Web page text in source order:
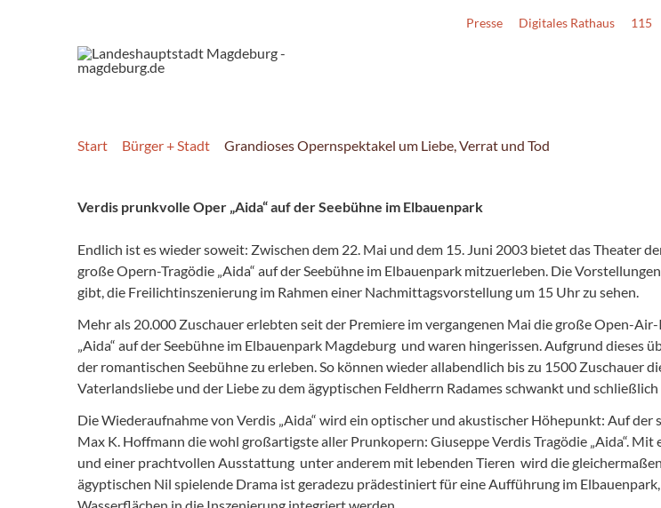
Presse Digitales Rathaus 115
Start Bürger + Stadt Grandioses Opernspektakel um Liebe, Verrat und Tod
Verdis prunkvolle Oper „Aida“ auf der Seebühne im Elbauenpark
Endlich ist es wieder soweit: Zwischen dem 22. Mai und dem 15. Juni 2003 bietet das Theater
große Opern-Tragödie „Aida“ auf der Seebühne im Elbauenpark mitzuerleben. Die
gibt, die Freilichtinszenierung im Rahmen einer Nachmittagsvorstellung um 15 Uhr zu sehen.
Mehr als 20.000 Zuschauer erlebten seit der Premiere im vergangenen Mai die große Open-
„Aida“ auf der Seebühne im Elbauenpark Magdeburg  und waren hingerissen. Aufgrund
der romantischen Seebühne zu erleben. So können wieder allabendlich bis zu 1500 Zuschauer
Vaterlandsliebe und der Liebe zu dem ägyptischen Feldherrn Radames schwankt und
Die Wiederaufnahme von Verdis „Aida“ wird ein optischer und akustischer Höhepunkt: Auf
Max K. Hoffmann die wohl großartigste aller Prunkopern: Giuseppe Verdis Tragödie „Aida“.
und einer prachtvollen Ausstattung  unter anderem mit lebenden Tieren  wird die
ägyptischen Nil spielende Drama ist geradezu prädestiniert für eine Aufführung im
Wasserflächen in die Inszenierung integriert werden.